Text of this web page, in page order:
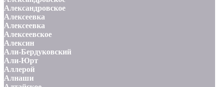
Александровское
Алексеевка
Алексеевка
Алексеевское
Алексин
Али-Бердуковский
Али-Юрт
Аллерой
Алнаши